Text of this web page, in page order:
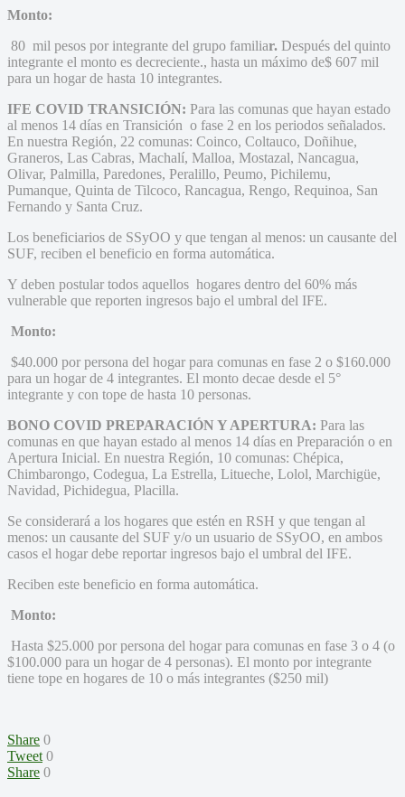
Monto:
80 mil pesos por integrante del grupo familiar. Después del quinto
integrante el monto es decreciente., hasta un máximo de$ 607 mil
para un hogar de hasta 10 integrantes.
IFE COVID TRANSICIÓN: Para las comunas que hayan estado
al menos 14 días en Transición o fase 2 en los periodos señalados.
En nuestra Región, 22 comunas: Coinco, Coltauco, Doñihue,
Graneros, Las Cabras, Machalí, Malloa, Mostazal, Nancagua,
Olivar, Palmilla, Paredones, Peralillo, Peumo, Pichilemu,
Pumanque, Quinta de Tilcoco, Rancagua, Rengo, Requinoa, San
Fernando y Santa Cruz.
Los beneficiarios de SSyOO y que tengan al menos: un causante del
SUF, reciben el beneficio en forma automática.
Y deben postular todos aquellos hogares dentro del 60% más
vulnerable que reporten ingresos bajo el umbral del IFE.
Monto:
$40.000 por persona del hogar para comunas en fase 2 o $160.000
para un hogar de 4 integrantes. El monto decae desde el 5°
integrante y con tope de hasta 10 personas.
BONO COVID PREPARACIÓN Y APERTURA: Para las
comunas en que hayan estado al menos 14 días en Preparación o en
Apertura Inicial. En nuestra Región, 10 comunas: Chépica,
Chimbarongo, Codegua, La Estrella, Litueche, Lolol, Marchigüe,
Navidad, Pichidegua, Placilla.
Se considerará a los hogares que estén en RSH y que tengan al
menos: un causante del SUF y/o un usuario de SSyOO, en ambos
casos el hogar debe reportar ingresos bajo el umbral del IFE.
Reciben este beneficio en forma automática.
Monto:
Hasta $25.000 por persona del hogar para comunas en fase 3 o 4 (o
$100.000 para un hogar de 4 personas). El monto por integrante
tiene tope en hogares de 10 o más integrantes ($250 mil)
Share 0
Tweet 0
Share 0